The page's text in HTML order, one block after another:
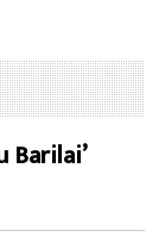
Barilai’